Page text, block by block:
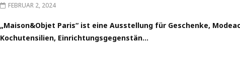
FEBRUAR 2, 2024
„Maison&Objet Paris“ ist eine Ausstellung für Geschenke,
Kochutensilien, Einrichtungsgegenstän...